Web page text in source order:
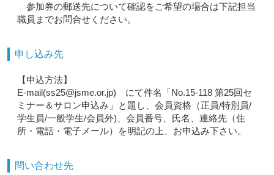
参加券の郵送先について確認をご希望の場合は下記担当
職員までお問合せください。
申し込み先
【申込方法】
E-mail(ss25@jsme.or.jp) にて件名「No.15-118 第25回セ
ミナー＆サロン申込み」と題し、会員資格（正員/特別員/
学生員/一般学生/会員外)、会員番号、氏名、連絡先（住
所・電話・電子メール）を明記の上、お申込み下さい。
問い合わせ先